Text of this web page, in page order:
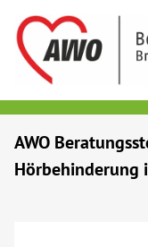
Senioren
AWO
Hörbehinderung